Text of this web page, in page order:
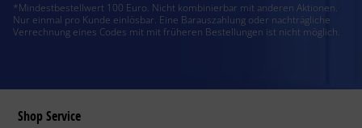
*Mindestbestellwert 100 Euro. Nicht kombinierbar mit anderen Aktionen.
Nur einmal pro Kunde einlösbar. Eine Barauszahlung oder nachträgliche
Verrechnung eines Codes mit mit früheren Bestellungen ist nicht möglich.
Shop Service